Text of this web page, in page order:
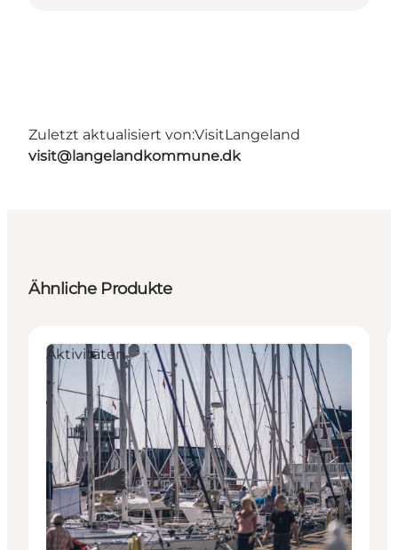
Zuletzt aktualisiert von:VisitLangeland
visit@langelandkommune.dk
Ähnliche Produkte
Aktivitäten